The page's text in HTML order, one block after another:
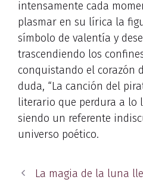
intensamente cada
plasmar en su lírica la
símbolo de valentía y
trascendiendo los
conquistando el corazón
duda, “La canción del
literario que perdura a lo
siendo un referente
universo poético.
La magia de la luna